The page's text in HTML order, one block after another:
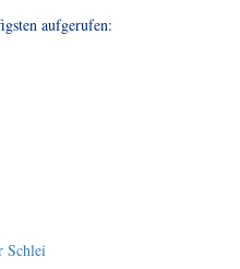
aufgerufen:
Schlei